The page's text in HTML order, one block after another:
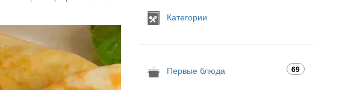
Категории
Первые блюда 69